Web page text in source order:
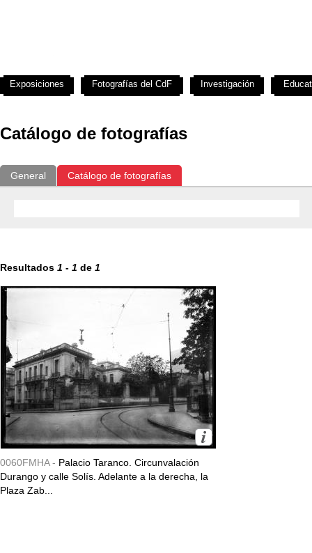
Catálogo de fotografías
General Catálogo de fotografías
Resultados 1 - 1 de 1
0060FMHA - Palacio Taranco. Circunvalación
Durango y calle Solís. Adelante a la derecha, la
Plaza Zab...
Exposiciones Fotografías del CdF Investigación